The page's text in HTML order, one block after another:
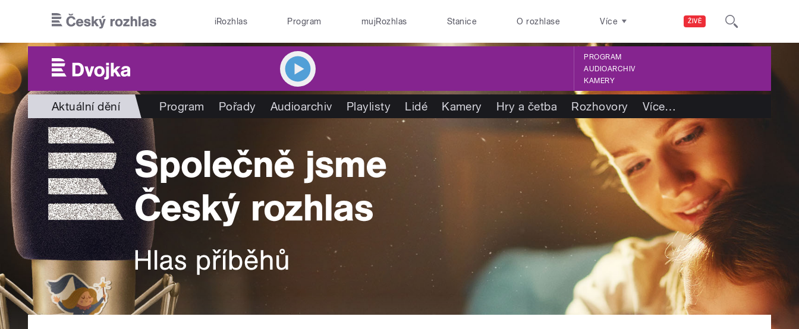
ŽIVĚ
iRozhlas Program mujRozhlas Stanice O rozhlase Více
PROGRAM
AUDIOARCHIV
KAMERY
Aktuální dění Program Pořady Audioarchiv Playlisty Lidé Kamery Hry a četba Rozhovory Více…